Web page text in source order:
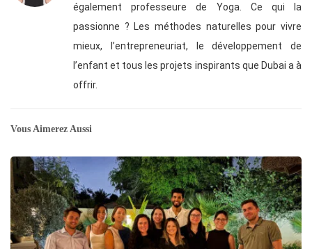
également professeure de Yoga. Ce qui la
passionne ? Les méthodes naturelles pour vivre
mieux, l’entrepreneuriat, le développement de
l’enfant et tous les projets inspirants que Dubai a à
offrir.
Vous Aimerez Aussi